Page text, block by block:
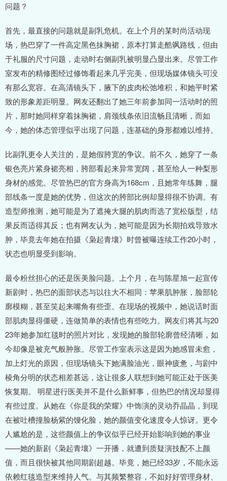
问题？
首先，最直接的问题就是副乳危机。在上个月的某时尚活动现
场，热巴穿了一件高定黑色抹胸裙，原本打算走酷飒路线，但由
于礼服的尺寸问题，走动时右侧副乳被明显凸显出来。尽管工作
室发布的精修图经过修饰看起来几乎完美，但现场媒体镜头可没
有那么宽容。在高清镜头下，腋下的皮肉松弛堆积，和她平时紧
致的形象差距明显。网友还翻出了她三年前参加同一活动时的照
片，那时她同样穿着抹胸裙，肩颈线条依旧流畅且清晰，而如
今，她的体态管理似乎出现了问题，连基础的身形都难以维持。
比副乳更令人关注的，是她假胯宽的争议。前不久，她穿了一条
银色亮片紧身裙亮相，胯部看起来异常宽阔，甚至给人一种梨形
身材的感觉。尽管热巴的官方身高为168cm，且她常年练舞，腿
部线条一度是她的优势，但这次的胯部比例却显得很不协调。有
造型师推测，她可能是为了遮掩大腿的肌肉而选了宽松版型，结
果反而适得其反；也有网友认为，她可能是因为长期拍戏导致水
肿，毕竟去年她在拍摄《枭起青壤》时曾被曝连续工作20小时，
状态也明显受到影响。
最令粉丝担心的还是医美脸问题。上个月，在与陈星旭一起宣传
新剧时，热巴的面部状态与以往大不相同：苹果肌肿胀，脸部轮
廓模糊，甚至笑起来嘴角有些歪。在现场的视频中，她说话时面
部肌肉显得僵硬，连做简单的表情也有些吃力。网友们将其与20
23年她参加红毯时的照片对比，发现她的脸部轮廓曾经清晰，如
今却像是被充气般肿胀。尽管工作室表示这是因为她感冒未愈，
加上灯光的原因，但现场镜头下她满脸油光，眼神疲惫，与剧中
棱角分明的状态相差甚远，这让很多人联想到她可能正处于医美
恢复期。 明星进行医美并不是什么新鲜事，但热巴的情况却显得
有些过度。从她在《你是我的荣耀》中饰演的灵动乔晶晶，到现
在被吐槽撞脸杨紫的馒化脸，她的颜值变化速度令人惊讶。更令
人尴尬的是，这些颜值上的争议似乎已经开始影响到她的事业
——她的新剧《枭起青壤》一开播，就遭到质疑演技配不上颜
值，而且很快被其他同期剧超越。毕竟，她已经33岁，不能永远
依赖红毯造型来维持人气。与其频繁整容，不如好好管理身材、